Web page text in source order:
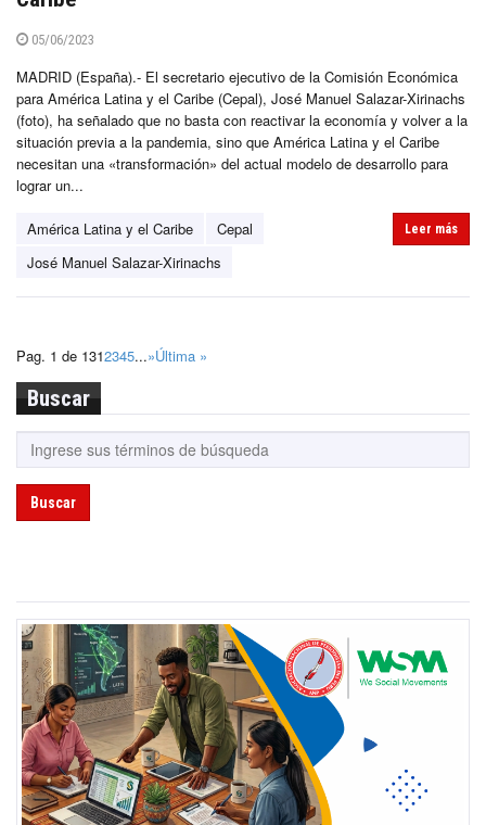
05/06/2023
MADRID (España).- El secretario ejecutivo de la Comisión Económica
para América Latina y el Caribe (Cepal), José Manuel Salazar-Xirinachs
(foto), ha señalado que no basta con reactivar la economía y volver a la
situación previa a la pandemia, sino que América Latina y el Caribe
necesitan una «transformación» del actual modelo de desarrollo para
lograr un...
América Latina y el Caribe
Cepal
José Manuel Salazar-Xirinachs
Leer más
Pag. 1 de 1312345...»Última »
Buscar
Buscar